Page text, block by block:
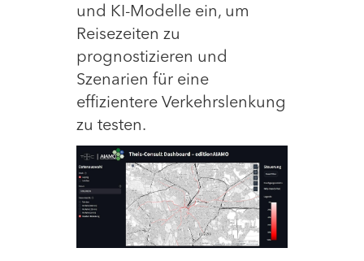
und KI-Modelle ein, um
Reisezeiten zu
prognostizieren und
Szenarien für eine
effizientere Verkehrslenkung
zu testen.